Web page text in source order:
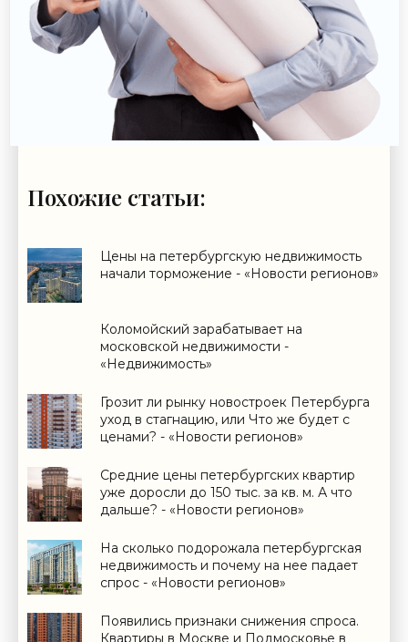
Похожие статьи:
Цены на петербургскую недвижимость
начали торможение - «Новости регионов»
Коломойский зарабатывает на
московской недвижимости -
«Недвижимость»
Грозит ли рынку новостроек Петербурга
уход в стагнацию, или Что же будет с
ценами? - «Новости регионов»
Средние цены петербургских квартир
уже доросли до 150 тыс. за кв. м. А что
дальше? - «Новости регионов»
На сколько подорожала петербургская
недвижимость и почему на нее падает
спрос - «Новости регионов»
Появились признаки снижения спроса.
Квартиры в Москве и Подмосковье в